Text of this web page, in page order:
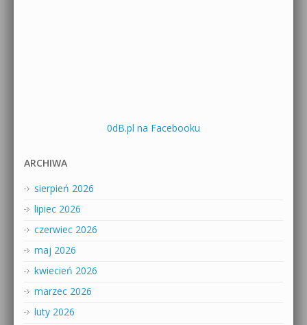
0dB.pl na Facebooku
ARCHIWA
sierpień 2026
lipiec 2026
czerwiec 2026
maj 2026
kwiecień 2026
marzec 2026
luty 2026